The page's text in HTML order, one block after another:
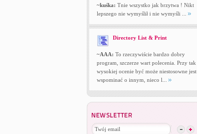
~kuśka: Tnie wszystko jak brzytwa ! Nikt
lepszego nie wymyślił i nie wymyśli ...
Directory List & Print
~AAA: To rzeczywiście bardzo dobry
program, szczerze wart polecenia. Przy tak
wysokiej ocenie być może niestosowne jest
wspominać o innym, nieco l...